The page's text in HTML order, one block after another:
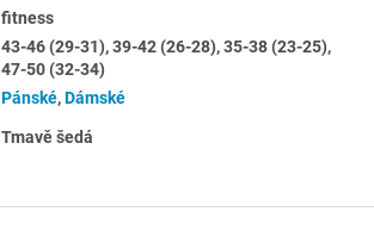
fitness
43-46 (29-31), 39-42 (26-28), 35-38 (23-25),
47-50 (32-34)
Pánské,Dámské
Tmavě šedá